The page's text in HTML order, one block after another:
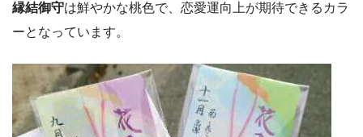
縁結御守は鮮やかな桃色で、恋愛運向上が期待できるカラ
ーとなっています。